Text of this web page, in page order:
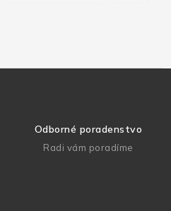
Odborné poradenstvo
Radi vám poradíme